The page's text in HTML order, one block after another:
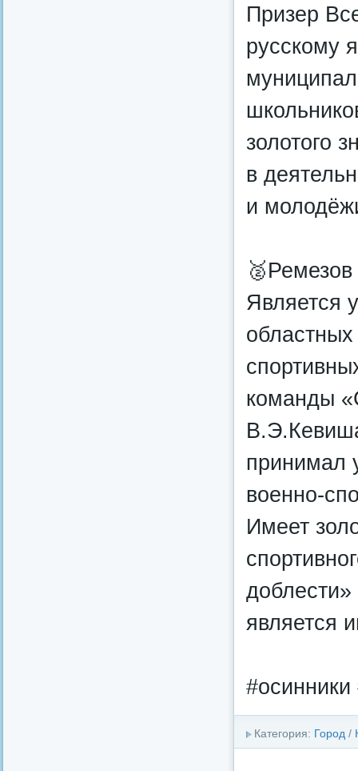
Призер
русскому
золотого
в
и
Является
областных
команды
принимал
военно-
Имеет
является
#осинники
Категория: Город /